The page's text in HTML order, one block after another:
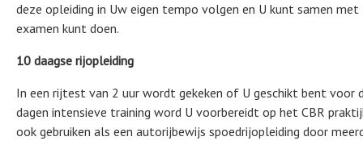
deze opleiding in Uw eigen tempo volgen en U kunt samen
examen kunt doen.
10 daagse rijopleiding
In een rijtest van 2 uur wordt gekeken of U geschikt bent voor
dagen intensieve training word U voorbereidt op het CBR
ook gebruiken als een autorijbewijs spoedrijopleiding door